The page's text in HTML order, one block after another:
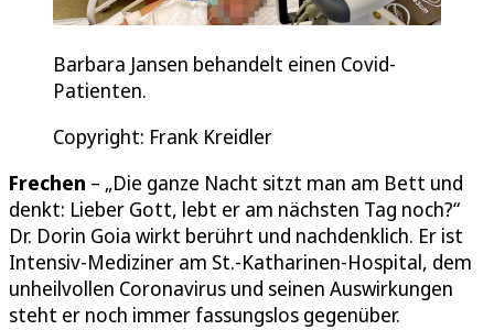
Barbara Jansen behandelt einen Covid-
Patienten.
Copyright: Frank Kreidler
Frechen – „Die ganze Nacht sitzt man am Bett und
denkt: Lieber Gott, lebt er am nächsten Tag noch?“
Dr. Dorin Goia wirkt berührt und nachdenklich. Er ist
Intensiv-Mediziner am St.-Katharinen-Hospital, dem
unheilvollen Coronavirus und seinen Auswirkungen
steht er noch immer fassungslos gegenüber.